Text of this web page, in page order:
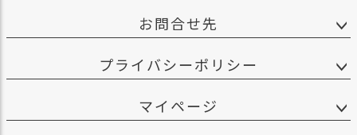
お問合せ先
プライバシーポリシー
マイページ